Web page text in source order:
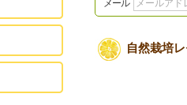
メール
自然栽培